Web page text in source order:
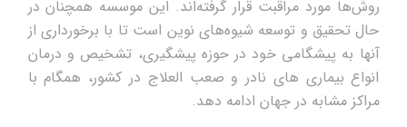
روش‌ها مورد مراقبت قرار گرفته‌اند. این موسسه همچنان در
حال تحقیق و توسعه شیوه‌های نوین است تا با برخورداری از
آنها به پیشگامی خود در حوزه پیشگیری، تشخیص و درمان
انواع بیماری های نادر و صعب العلاج در کشور، همگام با
مراکز مشابه در جهان ادامه دهد.